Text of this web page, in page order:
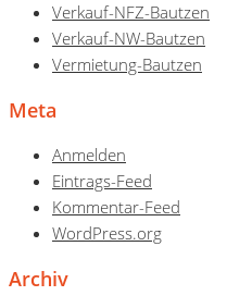
Verkauf-NFZ-Bautzen
Verkauf-NW-Bautzen
Vermietung-Bautzen
Meta
Anmelden
Eintrags-Feed
Kommentar-Feed
WordPress.org
Archiv